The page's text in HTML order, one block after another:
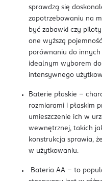
sprawdzą się
zapotrzebowaniu na
być zabawki czy
one wyższą
porównaniu do
idealnym wyborem
intensywnego
Baterie płaskie –
rozmiarami i płaskim
umieszczenie ich w
wewnętrznej, takich
konstrukcja sprawia,
w użytkowaniu.
Bateria AA – to